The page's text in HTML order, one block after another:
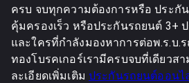
ครบ จบทุกความต้องการหรือ ประกั
คุ้มครองเร็ว หรือประกันรถยนต์ 3+
และใครที่กำลังมองหาการต่อพ.ร.บ.
ทองโบรคเกอร์เรามีครบจบที่เดียวสา
ละเอียดเพิ่มเติม ประกันรถยนต์ออนไ